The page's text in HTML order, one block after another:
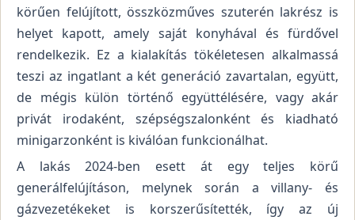
körűen felújított, összközműves szuterén lakrész is
helyet kapott, amely saját konyhával és fürdővel
rendelkezik. Ez a kialakítás tökéletesen alkalmassá
teszi az ingatlant a két generáció zavartalan, együtt,
de mégis külön történő együttélésére, vagy akár
privát irodaként, szépségszalonként és kiadható
minigarzonként is kiválóan funkcionálhat.
A lakás 2024-ben esett át egy teljes körű
generálfelújításon, melynek során a villany- és
gázvezetékeket is korszerűsítették, így az új